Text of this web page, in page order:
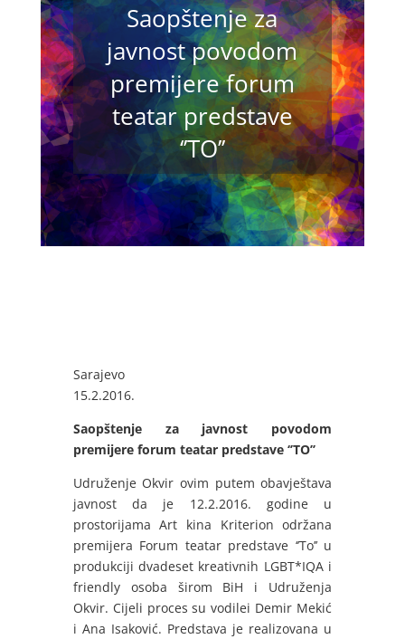
Saopštenje za
javnost povodom
premijere forum
teatar predstave
‘’TO’’
Sarajevo
15.2.2016.
Saopštenje za javnost povodom
premijere forum teatar predstave ‘’TO’’
Udruženje Okvir ovim putem obavještava
javnost da je 12.2.2016. godine u
prostorijama Art kina Kriterion održana
premijera Forum teatar predstave ‘’To’’ u
produkciji dvadeset kreativnih LGBT*IQA i
friendly osoba širom BiH i Udruženja
Okvir. Cijeli proces su vodilei Demir Mekić
i Ana Isaković. Predstava je realizovana u